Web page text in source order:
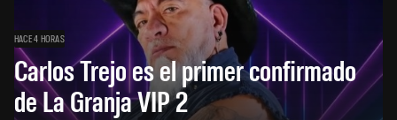
HACE 4 HORAS
Carlos Trejo es el primer confirmado
de La Granja VIP 2